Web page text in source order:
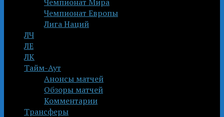
Чемпионат Европы
Лига Наций
ЛЧ
ЛЕ
ЛК
Тайм-Аут
Анонсы матчей
Обзоры матчей
Комментарии
Трансферы